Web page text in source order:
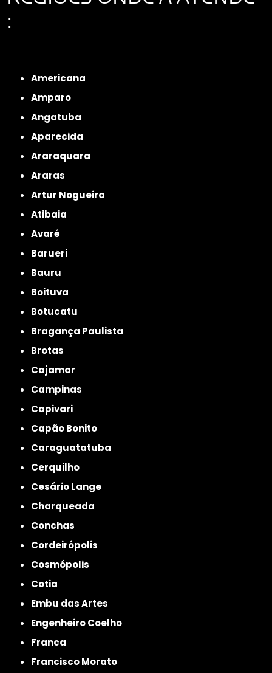
:
Americana
Amparo
Angatuba
Aparecida
Araraquara
Araras
Artur Nogueira
Atibaia
Avaré
Barueri
Bauru
Boituva
Botucatu
Bragança Paulista
Brotas
Cajamar
Campinas
Capivari
Capão Bonito
Caraguatatuba
Cerquilho
Cesário Lange
Charqueada
Conchas
Cordeirópolis
Cosmópolis
Cotia
Embu das Artes
Engenheiro Coelho
Franca
Francisco Morato